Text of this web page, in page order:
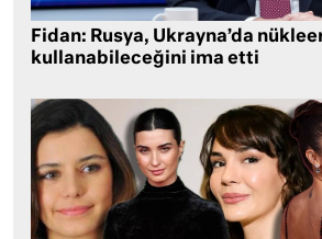
Fidan: Rusya, Ukrayna’da
kullanabileceğini ima etti